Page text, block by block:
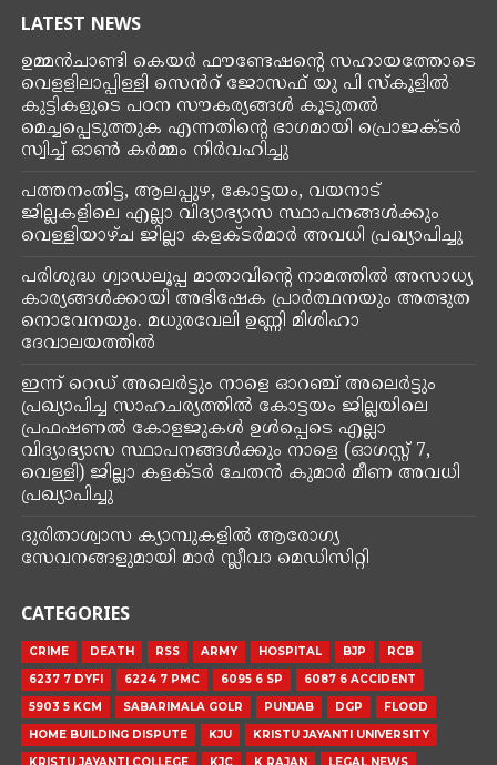
LATEST NEWS
ഉമ്മൻ‌ചാണ്ടി കെയർ ഫൗണ്ടേഷൻ്റെ സഹായത്തോടെ
വെളളിലാപ്പിള്ളി സെൻറ് ജോസഫ് യു പി സ്കൂളിൽ
കുട്ടികളുടെ പഠന സൗകര്യങ്ങൾ കൂടുതൽ
മെച്ചപ്പെടുത്തുക എന്നതിന്റെ ഭാഗമായി പ്രൊജക്ടർ
സ്വിച്ച് ഓൺ കർമ്മം നിർവഹിച്ചു
പത്തനംതിട്ട, ആലപ്പുഴ, കോട്ടയം, വയനാട്
ജില്ലകളിലെ എല്ലാ വിദ്യാഭ്യാസ സ്ഥാപനങ്ങൾക്കും
വെള്ളിയാഴ്ച ജില്ലാ കളക്ടർമാർ അവധി പ്രഖ്യാപിച്ചു
പരിശുദ്ധ ഗ്വാഡലൂപ്പ മാതാവിന്റെ നാമത്തിൽ അസാധ്യ
കാര്യങ്ങൾക്കായി അഭിഷേക പ്രാർത്ഥനയും അത്ഭുത
നൊവേനയും. മധുരവേലി ഉണ്ണി മിശിഹാ
ദേവാലയത്തിൽ
ഇന്ന് റെഡ് അലെർട്ടും നാളെ ഓറഞ്ച് അലെർട്ടും
പ്രഖ്യാപിച്ച സാഹചര്യത്തിൽ കോട്ടയം ജില്ലയിലെ
പ്രഫഷണൽ കോളജുകൾ ഉൾപ്പെടെ എല്ലാ
വിദ്യാഭ്യാസ സ്ഥാപനങ്ങൾക്കും നാളെ (ഓഗസ്റ്റ് 7,
വെള്ളി) ജില്ലാ കളക്ടർ ചേതൻ കുമാർ മീണ അവധി
പ്രഖ്യാപിച്ചു
ദുരിതാശ്വാസ ക്യാമ്പുകളിൽ ആരോഗ്യ
സേവനങ്ങളുമായി മാർ സ്ലീവാ മെഡിസിറ്റി
CATEGORIES
CRIME DEATH RSS ARMY HOSPITAL BJP
RCB
6237 7 DYFI
6224 7 PMC 6095 6 SP
6087 6 ACCIDENT
5903 5 KCM
SABARIMALA GOLR PUNJAB DGP
FLOOD
HOME BUILDING DISPUTE
KJU
KRISTU JAYANTI UNIVERSITY